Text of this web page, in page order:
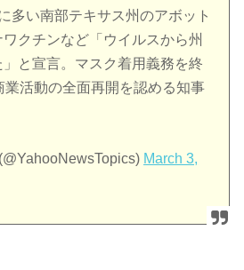
多い南部テキサス州のアボット
クチンなど「ウイルスから州
と宣言。マスク着用義務を終
活動の全面再開を認める知事
March 3,